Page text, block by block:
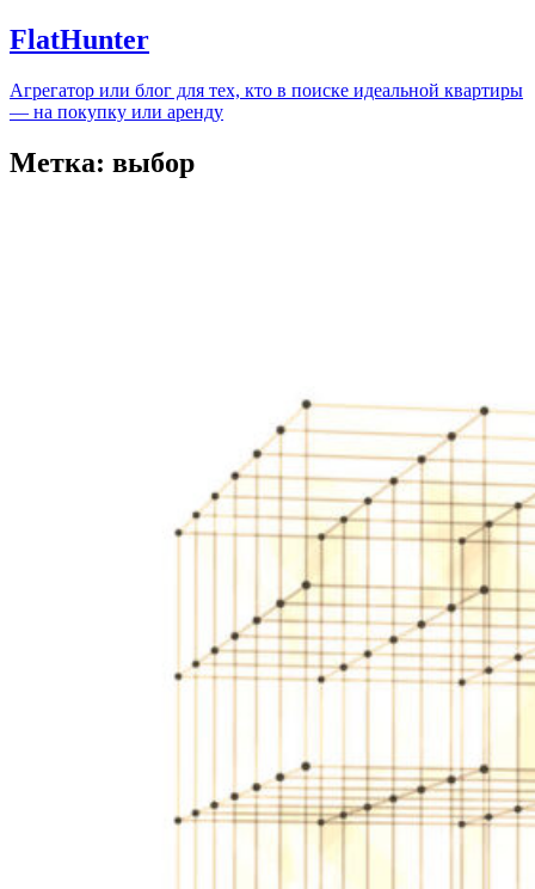
FlatHunter
Агрегатор или блог для тех, кто в поиске идеальной квартиры
— на покупку или аренду
Метка: выбор